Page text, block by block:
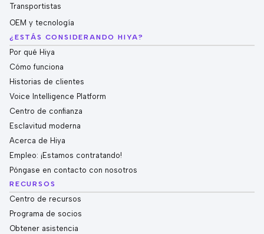
Transportistas
OEM y tecnología
¿ESTÁS CONSIDERANDO HIYA?
Por qué Hiya
Cómo funciona
Historias de clientes
Voice Intelligence Platform
Centro de confianza
Esclavitud moderna
Acerca de Hiya
Empleo: ¡Estamos contratando!
Póngase en contacto con nosotros
RECURSOS
Centro de recursos
Programa de socios
Obtener asistencia